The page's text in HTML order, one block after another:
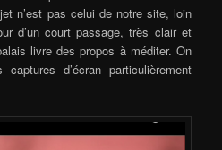
n’est pas celui de notre site, loin
d’un court passage, très clair et
livre des propos à méditer. On
d’écran particulièrement